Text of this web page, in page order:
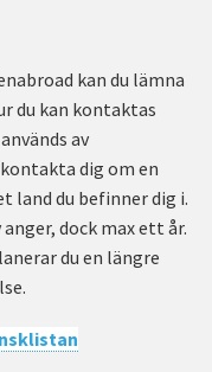
kan du lämna
du kan kontaktas
av
dig om en
land du befinner dig i.
dock max ett år.
du en längre